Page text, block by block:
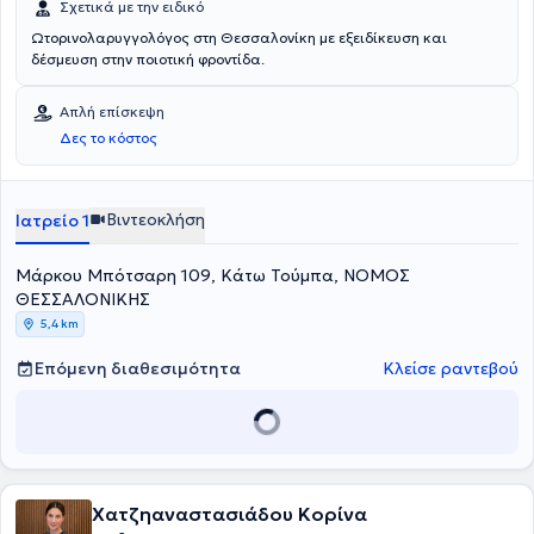
Σχετικά με την ειδικό
Ωτορινολαρυγγολόγος στη Θεσσαλονίκη με εξειδίκευση και
δέσμευση στην ποιοτική φροντίδα.
Απλή επίσκεψη
Δες το κόστος
Ιατρείο 1 Βιντεοκλήση
Μάρκου Μπότσαρη 109, Κάτω Τούμπα, ΝΟΜΟΣ
ΘΕΣΣΑΛΟΝΙΚΗΣ
5,4 km
Επόμενη διαθεσιμότητα Κλείσε ραντεβού
Χατζηαναστασιάδου Κορίνα